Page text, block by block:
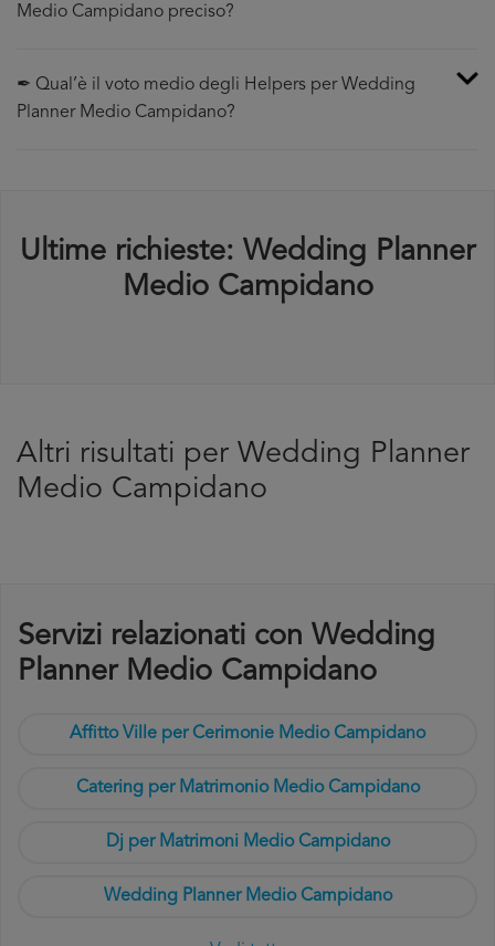
Medio Campidano preciso?
✒ Qual’è il voto medio degli Helpers per Wedding
Planner Medio Campidano?
Ultime richieste: Wedding Planner
Medio Campidano
Altri risultati per Wedding Planner
Medio Campidano
Servizi relazionati con Wedding
Planner Medio Campidano
Affitto Ville per Cerimonie Medio Campidano
Catering per Matrimonio Medio Campidano
Dj per Matrimoni Medio Campidano
Wedding Planner Medio Campidano